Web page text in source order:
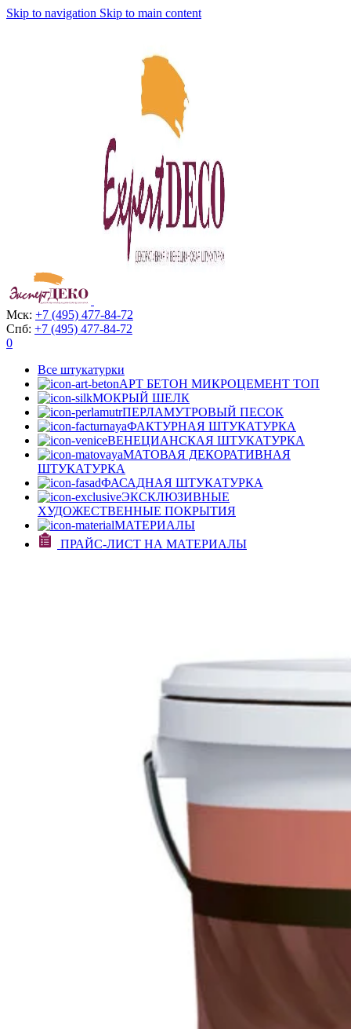
Skip to navigation Skip to main content
Мск: +7 (495) 477-84-72
Спб: +7 (495) 477-84-72
0
Все штукатурки
АРТ БЕТОН МИКРОЦЕМЕНТ ТОП
МОКРЫЙ ШЕЛК
ПЕРЛАМУТРОВЫЙ ПЕСОК
ФАКТУРНАЯ ШТУКАТУРКА
ВЕНЕЦИАНСКАЯ ШТУКАТУРКА
МАТОВАЯ ДЕКОРАТИВНАЯ
ШТУКАТУРКА
ФАСАДНАЯ ШТУКАТУРКА
ЭКСКЛЮЗИВНЫЕ
ХУДОЖЕСТВЕННЫЕ ПОКРЫТИЯ
МАТЕРИАЛЫ
ПРАЙС-ЛИСТ НА МАТЕРИАЛЫ